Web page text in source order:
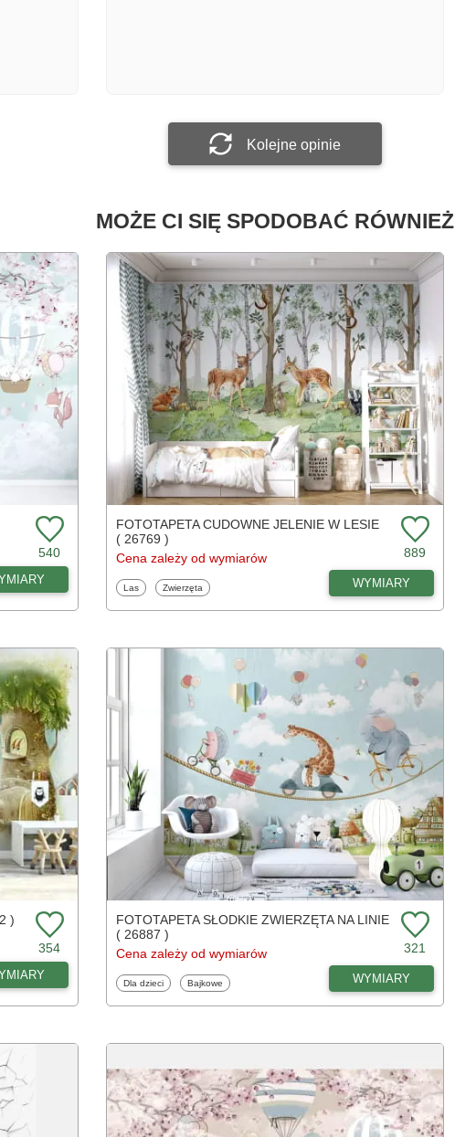
Kolejne opinie
MOŻE CI SIĘ SPODOBAĆ RÓWNIEŻ
540
FOTOTAPETA CUDOWNE JELENIE W LESIE
( 26769 )
Cena zależy od wymiarów
889
Fototapety
Las Fototapety
Zwierzęta WYMIARY
)
354
FOTOTAPETA SŁODKIE ZWIERZĘTA NA LINIE
( 26887 )
Cena zależy od wymiarów
321
Fototapety
Dla dzieci Fototapety
Bajkowe WYMIARY